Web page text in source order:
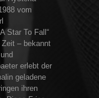
vom
Star To Fall“
– bekannt
erlebt der
geladene
ihren